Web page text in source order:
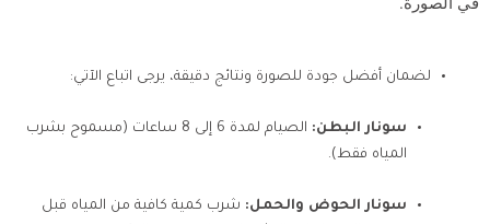
لضمان أفضل جودة للصورة ونتائج دقيقة، يرجى اتباع الآتي:
سونار البطن:
الصيام لمدة 6 إلى 8 ساعات (مسموح بشرب
المياه فقط).
سونار الحوض والحمل: شرب كمية كافية من المياه قبل